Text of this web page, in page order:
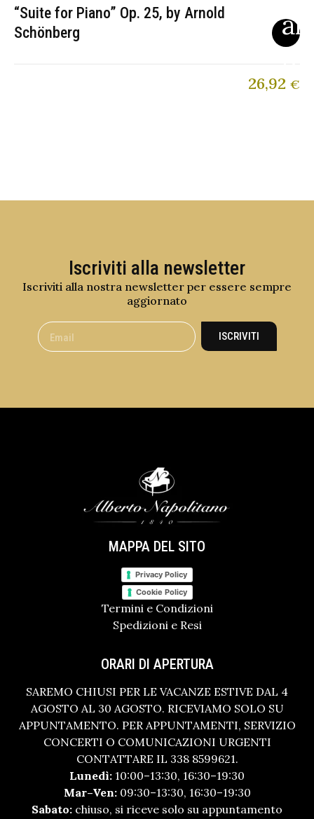
“Suite for Piano” Op. 25, by Arnold
Schönberg
26,92 €
Iscriviti alla newsletter
Iscriviti alla nostra newsletter per essere sempre
aggiornato
ISCRIVITI
MAPPA DEL SITO
Privacy Policy
Cookie Policy
Termini e Condizioni
Spedizioni e Resi
ORARI DI APERTURA
SAREMO CHIUSI PER LE VACANZE ESTIVE DAL 4
AGOSTO AL 30 AGOSTO. RICEVIAMO SOLO SU
APPUNTAMENTO. PER APPUNTAMENTI, SERVIZIO
CONCERTI O COMUNICAZIONI URGENTI
CONTATTARE IL 338 8599621.
Lunedì: 10:00–13:30, 16:30–19:30
Mar–Ven:09:30–13:30, 16:30–19:30
Sabato: chiuso, si riceve solo su appuntamento